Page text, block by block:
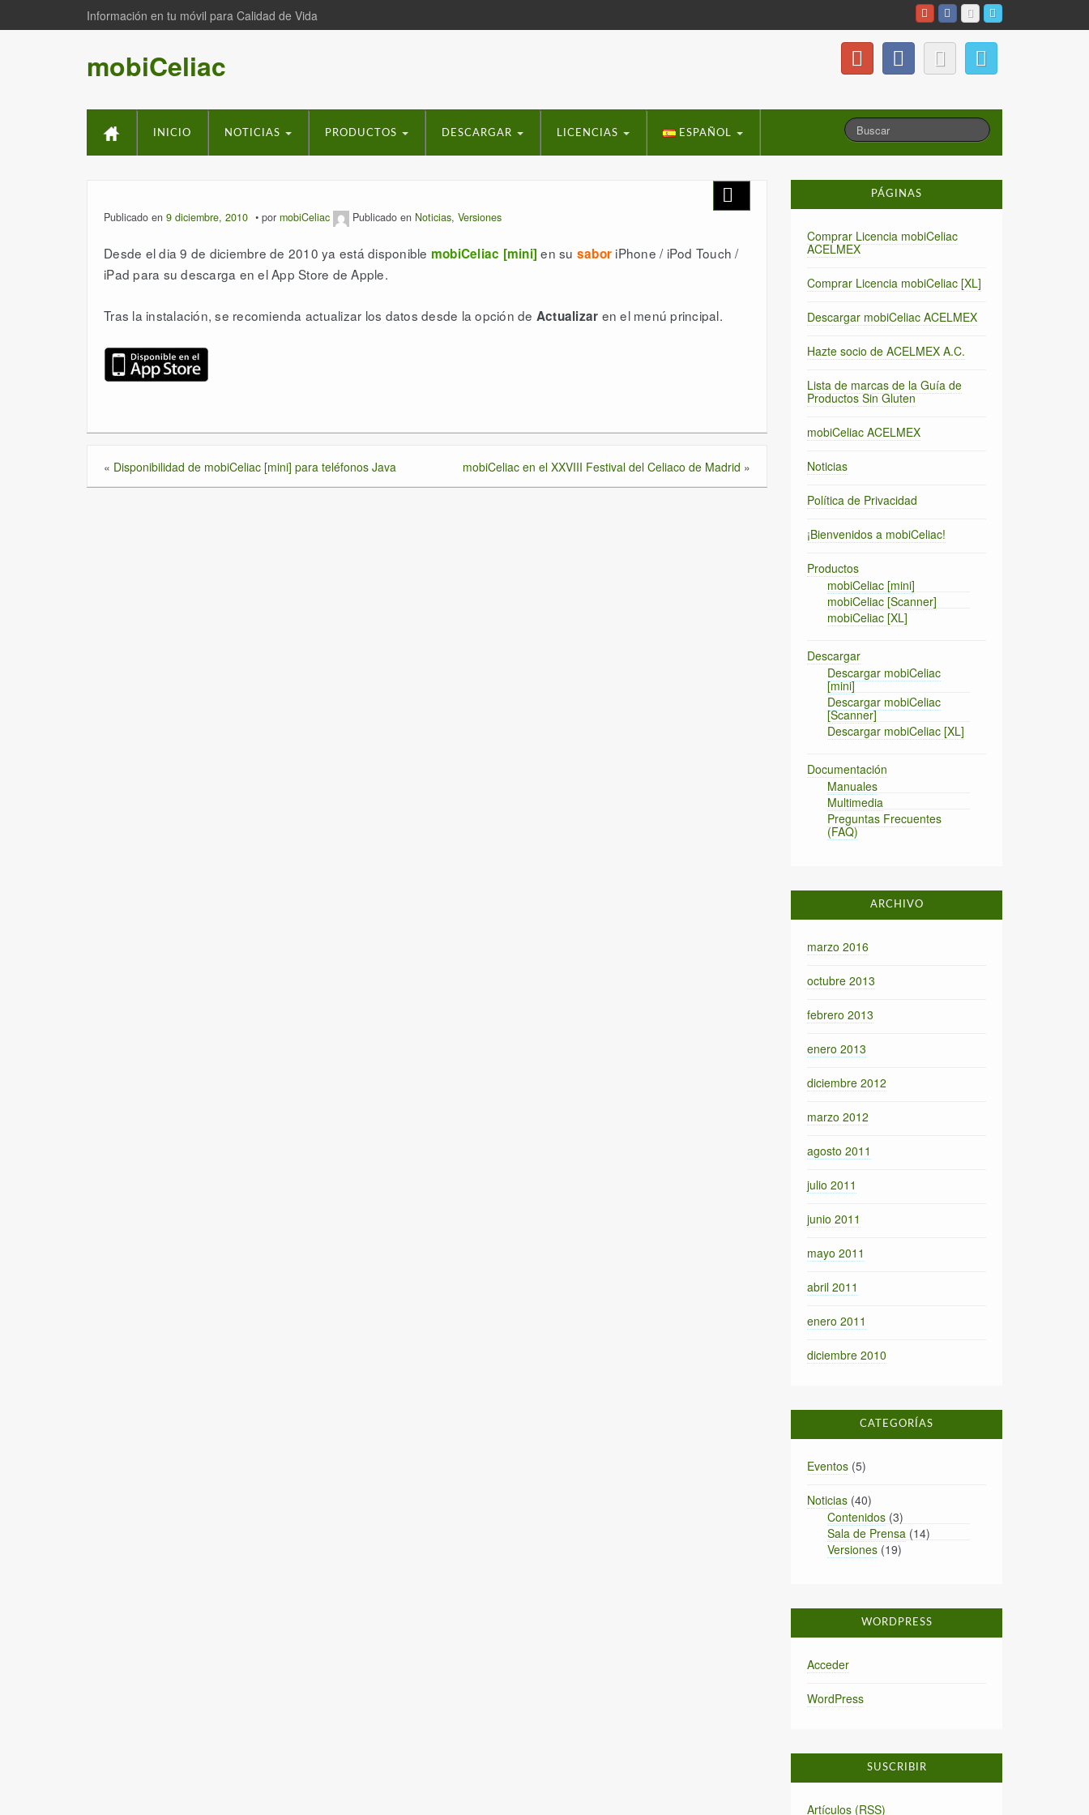
Información en tu móvil para Calidad de Vida
mobiCeliac
INICIO NOTICIAS PRODUCTOS DESCARGAR LICENCIAS ESPAÑOL
Publicado en 9 diciembre, 2010 por mobiCeliac Publicado en Noticias, Versiones
Desde el dia 9 de diciembre de 2010 ya está disponible mobiCeliac [mini] en su sabor iPhone / iPod Touch /
iPad para su descarga en el App Store de Apple.
Tras la instalación, se recomienda actualizar los datos desde la opción de Actualizar en el menú principal.
« Disponibilidad de mobiCeliac [mini] para teléfonos Java mobiCeliac en el XXVIII Festival del Celiaco de Madrid »
PÁGINAS
Comprar Licencia mobiCeliac
ACELMEX
Comprar Licencia mobiCeliac [XL]
Descargar mobiCeliac ACELMEX
Hazte socio de ACELMEX A.C.
Lista de marcas de la Guía de
Productos Sin Gluten
mobiCeliac ACELMEX
Noticias
Política de Privacidad
¡Bienvenidos a mobiCeliac!
Productos
mobiCeliac [mini]
mobiCeliac [Scanner]
mobiCeliac [XL]
Descargar
Descargar mobiCeliac
[mini]
Descargar mobiCeliac
[Scanner]
Descargar mobiCeliac [XL]
Documentación
Manuales
Multimedia
Preguntas Frecuentes
(FAQ)
ARCHIVO
marzo 2016
octubre 2013
febrero 2013
enero 2013
diciembre 2012
marzo 2012
agosto 2011
julio 2011
junio 2011
mayo 2011
abril 2011
enero 2011
diciembre 2010
CATEGORÍAS
Eventos (5)
Noticias (40)
Contenidos (3)
Sala de Prensa (14)
Versiones (19)
WORDPRESS
Acceder
WordPress
SUSCRIBIR
Artículos (RSS)